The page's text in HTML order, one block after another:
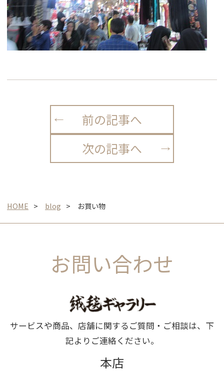
前の記事へ
次の記事へ
HOME blog お買い物
お問い合わせ
サービスや商品、店舗に関するご質問・ご相談は、下
記よりご連絡ください。
本店